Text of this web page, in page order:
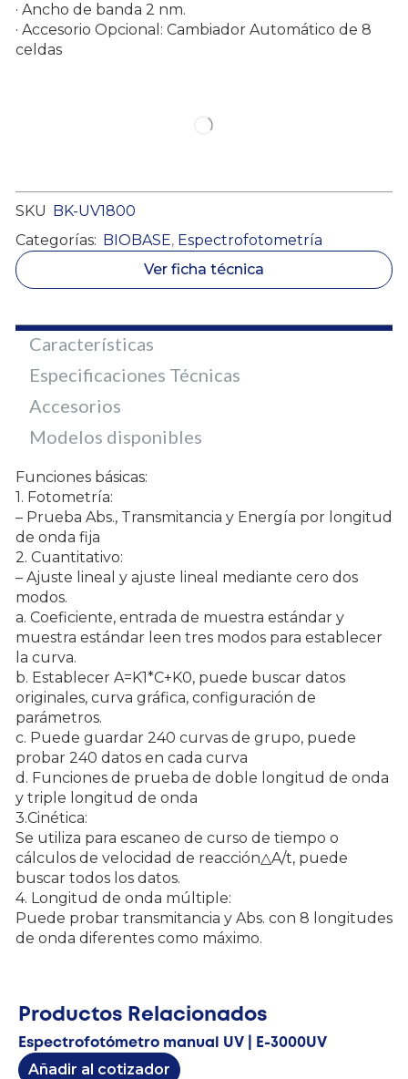
· Ancho de banda 2 nm.
· Accesorio Opcional: Cambiador Automático de 8
celdas
SKU BK-UV1800
Categorías: BIOBASE, Espectrofotometría
Ver ficha técnica
Características
Especificaciones Técnicas
Accesorios
Modelos disponibles
Funciones básicas:
1. Fotometría:
– Prueba Abs., Transmitancia y Energía por longitud
de onda fija
2. Cuantitativo:
– Ajuste lineal y ajuste lineal mediante cero dos
modos.
a. Coeficiente, entrada de muestra estándar y
muestra estándar leen tres modos para establecer
la curva.
b. Establecer A=K1*C+K0, puede buscar datos
originales, curva gráfica, configuración de
parámetros.
c. Puede guardar 240 curvas de grupo, puede
probar 240 datos en cada curva
d. Funciones de prueba de doble longitud de onda
y triple longitud de onda
3.Cinética:
Se utiliza para escaneo de curso de tiempo o
cálculos de velocidad de reacción△A/t, puede
buscar todos los datos.
4. Longitud de onda múltiple:
Puede probar transmitancia y Abs. con 8 longitudes
de onda diferentes como máximo.
Productos Relacionados
Espectrofotómetro manual UV | E-3000UV
Añadir al cotizador